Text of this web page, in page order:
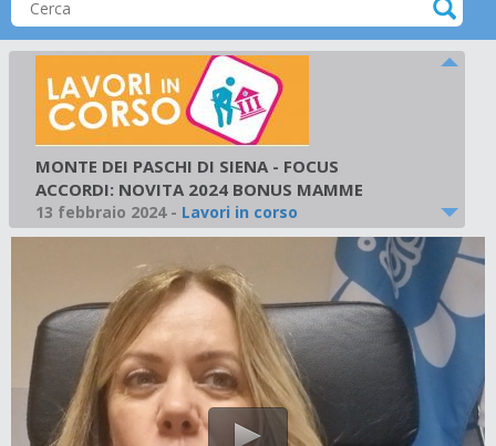
MONTE DEI PASCHI DI SIENA - FOCUS
ACCORDI: NOVITA 2024 BONUS MAMME
13 febbraio 2024- Lavori in corso